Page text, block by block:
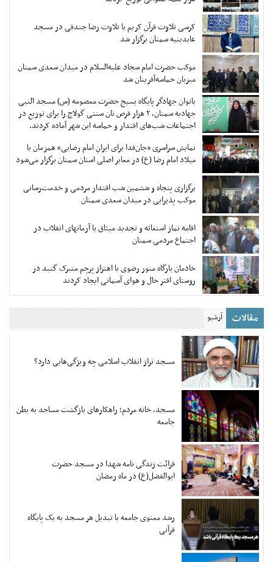
کرسی تلاوت قرآن کریم با تلاوت رضا جندقی در مسجد
عابدینیه سمنان برگزار شد
موکب حضرت امام سجاد علیه‌السلام در میدان سعدی سمنان
میزبان حماسه‌آفرینان شد
بانوان جهادگر پایگاه بسیج حضرت معصومه (س) مسجد النبی
جهادیه سمنان، ۲ هزار قرص نان سنتی گولاچ را برای توزیع در
اجتماعات شب‌های اقتدار و حماسه این شهر آماده کردند.
نمایش سراسری «جان‌فدا برای ایرانِ امام رضایی» همزمان با
میلاد امام رضا (ع) در معابر اصلی استان سمنان برگزار می‌شود
برگزاری پنجاه و ششمین شب اقتدار مردمی و خدمت‌رسانی
موکب پذیرایی در میدان سعدی سمنان
اقامه نماز استغاثه و تجدید میثاق با آرمانهای انقلاب در
اجتماع مردمی سمنان
خادمان بارگاه منور رضوی با اهتزاز پرچم متبرک گنبد در
روستای افتر حال و هوای آسمانی ایجاد کردند
مقالات آرشیو
مسجد تراز انقلاب اسلامی چه ویژگی‌هایی دارد؟
مسجد، خانه مردم؛ راهکارهای بازگشت مساجد به بطن
جامعه
قرائت زندگی نامه شهدا در مسجد حضرت
ابوالفضل(ع) در ماه رمضان
رشد معنوی جامعه با تبدیل هر مسجد به یک پایگاه
قرآنی